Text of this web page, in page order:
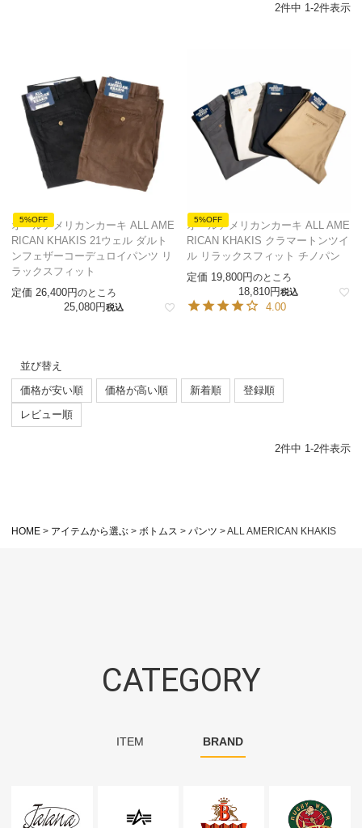
2件中 1 -2件表示
5%OFF
オールアメリカンカーキ ALL AME
RICAN KHAKIS 21ウェル ダルト
ンフェザーコーデュロイパンツ リ
ラックスフィット
定価 26,400 のところ
25,080 税込
5%OFF
オールアメリカンカーキ ALL AME
RICAN KHAKIS クラマートンツイ
ル リラックスフィット チノパン
定価 19,800 のところ
18,810 税込
4.00
並び替え
価格が安い順
価格が高い順 新着順
登録順
レビュー順
2件中 1-2件表示
HOME アイテムから選ぶ ボトムス パンツ ALL AMERICAN KHAKIS
CATEGORY
ITEM BRAND